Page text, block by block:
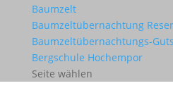
Baumzelt
Baumzeltübernachtung
Baumzeltübernachtungs-
Bergschule Hochempor
Seite wählen